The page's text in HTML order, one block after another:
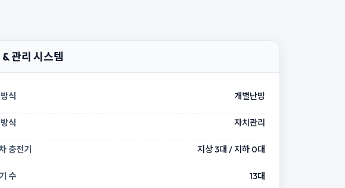
관리 시스템
식 개별난방
식 자치관리
충전기 지상 3대 / 지하 0대
수 13대